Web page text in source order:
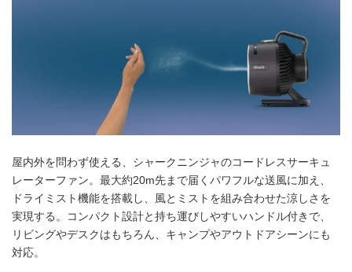
屋内外を問わず使える、シャークニンジャのコードレスサーキュ
レーターファン。最大約20m先まで届くパワフルな送風に加え、
ドライミスト機能を搭載し、風とミストを組み合わせた涼しさを
実現する。コンパクト設計と持ち運びしやすいハンドル付きで、
リビングやデスクはもちろん、キャンプやアウトドアシーンにも
対応。